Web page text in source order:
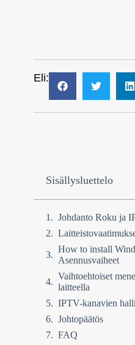
Eli:
Sisällysluettelo
Johdanto Roku ja
How to install
Asennusvaiheet
Vaihtoehtoiset
laitteella
IPTV-kanavien
Johtopäätös
FAQ